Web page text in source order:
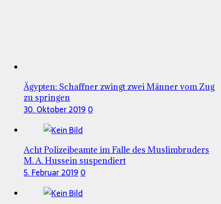
Ägypten: Schaffner zwingt zwei Männer vom Zug
zu springen
30. Oktober 2019 0
Acht Polizeibeamte im Falle des Muslimbruders
M. A. Hussein suspendiert
5. Februar 2019 0